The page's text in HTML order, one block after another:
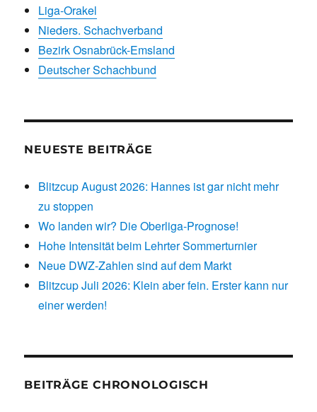
Liga-Orakel
Nieders. Schachverband
Bezirk Osnabrück-Emsland
Deutscher Schachbund
NEUESTE BEITRÄGE
Blitzcup August 2026: Hannes ist gar nicht mehr
zu stoppen
Wo landen wir? Die Oberliga-Prognose!
Hohe Intensität beim Lehrter Sommerturnier
Neue DWZ-Zahlen sind auf dem Markt
Blitzcup Juli 2026: Klein aber fein. Erster kann nur
einer werden!
BEITRÄGE CHRONOLOGISCH